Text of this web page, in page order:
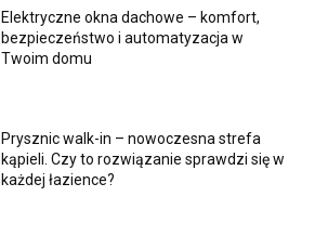
Elektryczne okna dachowe – komfort,
bezpieczeństwo i automatyzacja w
Twoim domu
Prysznic walk-in – nowoczesna strefa
kąpieli. Czy to rozwiązanie sprawdzi się w
każdej łazience?